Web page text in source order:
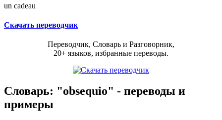
un cadeau
Скачать переводчик
Переводчик, Словарь и Разговорник,
20+ языков, избранные переводы.
Словарь: "obsequio" - переводы и
примеры